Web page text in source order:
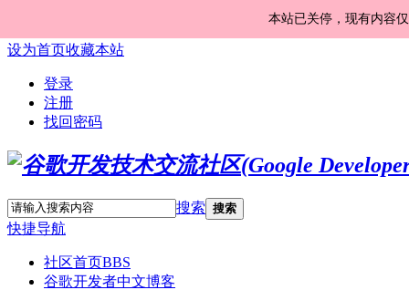
本站已关停，现有内容
设为首页收藏本站
登录
注册
找回密码
搜索 搜索
快捷导航
社区首页BBS
谷歌开发者中文博客